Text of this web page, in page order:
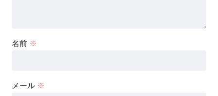
名前 ※
メール ※